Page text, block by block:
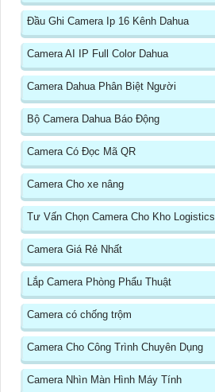
Đầu Ghi Camera Ip 16 Kênh Dahua
Camera AI IP Full Color Dahua
Camera Dahua Phân Biệt Người
Bộ Camera Dahua Báo Động
Camera Có Đọc Mã QR
Camera Cho xe nâng
Tư Vấn Chọn Camera Cho Kho Logistics
Camera Giá Rẻ Nhất
Lắp Camera Phòng Phẩu Thuật
Camera có chống trộm
Camera Cho Công Trình Chuyên Dụng
Camera Nhìn Màn Hình Máy Tính